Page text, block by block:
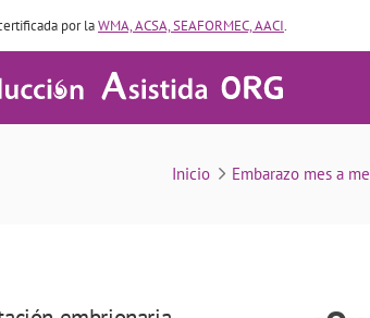
por laWMA, ACSA, SEAFORMEC, AACI.
¿Qué es la implantación del
Inicio Embarazo mes a